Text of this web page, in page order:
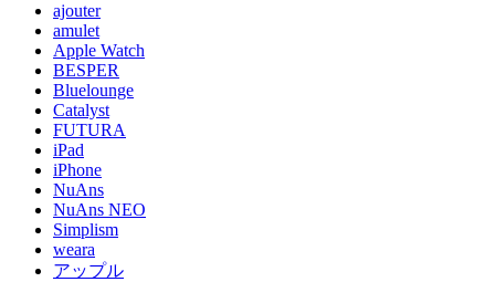
ajouter
amulet
Apple Watch
BESPER
Bluelounge
Catalyst
FUTURA
iPad
iPhone
NuAns
NuAns NEO
Simplism
weara
アップル